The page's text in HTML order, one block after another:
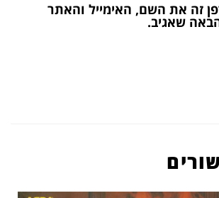
זה את השם, האימייל והאתר
שאגיב.